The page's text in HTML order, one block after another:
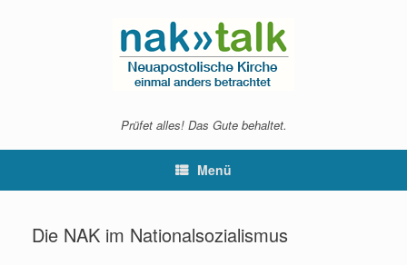
Prüfet alles! Das Gute behaltet.
Menü
Die NAK im Nationalsozialismus